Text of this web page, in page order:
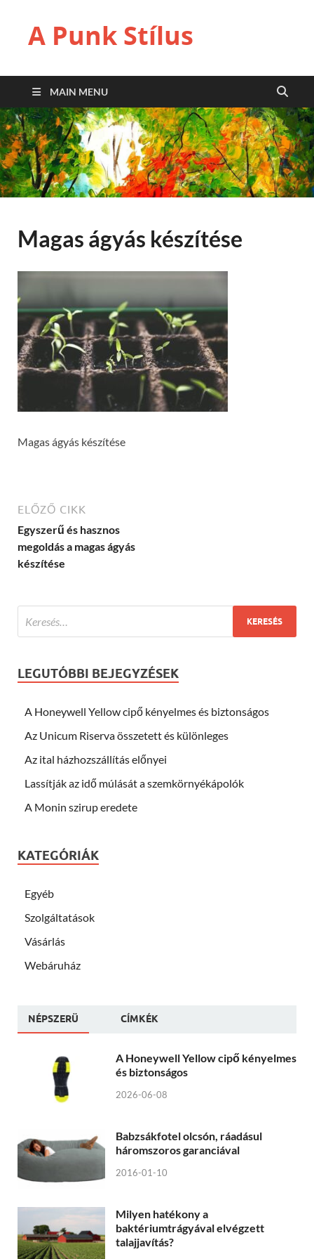
A Punk Stílus
MAIN MENU
Magas ágyás készítése
Magas ágyás készítése
ELŐZŐ CIKK
Egyszerű és hasznos
megoldás a magas ágyás
készítése
LEGUTÓBBI BEJEGYZÉSEK
A Honeywell Yellow cipő kényelmes és biztonságos
Az Unicum Riserva összetett és különleges
Az ital házhozszállítás előnyei
Lassítják az idő múlását a szemkörnyékápolók
A Monin szirup eredete
KATEGÓRIÁK
Egyéb
Szolgáltatások
Vásárlás
Webáruház
NÉPSZERÜ CÍMKÉK
A Honeywell Yellow cipő kényelmes
és biztonságos
2026-06-08
Babzsákfotel olcsón, ráadásul
háromszoros garanciával
2016-01-10
Milyen hatékony a
baktériumtrágyával elvégzett
talajjavítás?